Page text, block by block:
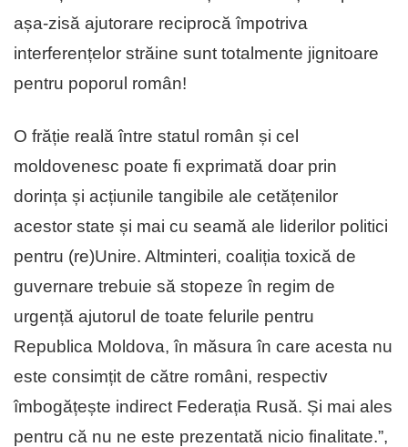
așa-zisă ajutorare reciprocă împotriva
interferențelor străine sunt totalmente jignitoare
pentru poporul român!
O frăție reală între statul român și cel
moldovenesc poate fi exprimată doar prin
dorința și acțiunile tangibile ale cetățenilor
acestor state și mai cu seamă ale liderilor politici
pentru (re)Unire. Altminteri, coaliția toxică de
guvernare trebuie să stopeze în regim de
urgență ajutorul de toate felurile pentru
Republica Moldova, în măsura în care acesta nu
este consimțit de către români, respectiv
îmbogățește indirect Federația Rusă. Și mai ales
pentru că nu ne este prezentată nicio finalitate.”,